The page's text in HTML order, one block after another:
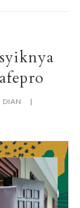
DIAN